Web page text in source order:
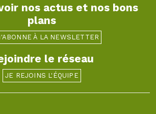
nos actus et nos bons
plans
À LA NEWSLETTER
le réseau
JE REJOINS L'ÉQUIPE